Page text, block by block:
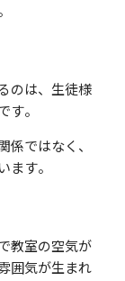
のは、生徒様
す。
ではなく、
ます。
教室の空気が
囲気が生まれ